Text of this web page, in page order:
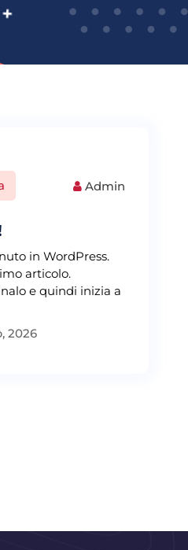
Admin
in WordPress.
articolo.
e quindi inizia a
2026